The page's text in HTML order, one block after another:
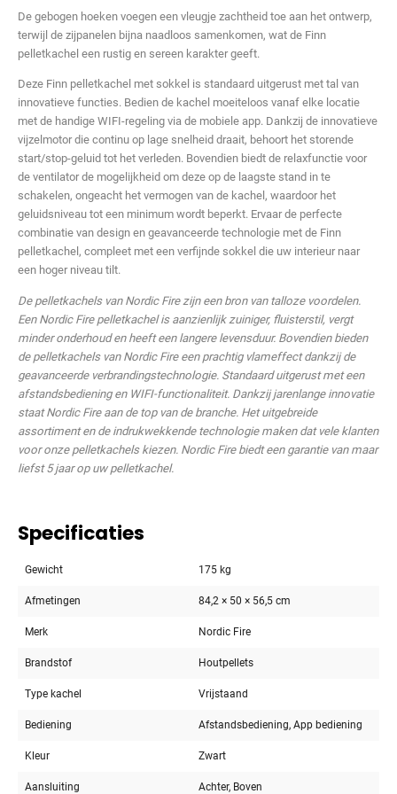
De gebogen hoeken voegen een vleugje zachtheid toe aan het ontwerp,
terwijl de zijpanelen bijna naadloos samenkomen, wat de Finn
pelletkachel een rustig en sereen karakter geeft.
Deze Finn pelletkachel met sokkel is standaard uitgerust met tal van
innovatieve functies. Bedien de kachel moeiteloos vanaf elke locatie
met de handige WIFI-regeling via de mobiele app. Dankzij de innovatieve
vijzelmotor die continu op lage snelheid draait, behoort het storende
start/stop-geluid tot het verleden. Bovendien biedt de relaxfunctie voor
de ventilator de mogelijkheid om deze op de laagste stand in te
schakelen, ongeacht het vermogen van de kachel, waardoor het
geluidsniveau tot een minimum wordt beperkt. Ervaar de perfecte
combinatie van design en geavanceerde technologie met de Finn
pelletkachel, compleet met een verfijnde sokkel die uw interieur naar
een hoger niveau tilt.
De pelletkachels van Nordic Fire zijn een bron van talloze voordelen.
Een Nordic Fire pelletkachel is aanzienlijk zuiniger, fluisterstil, vergt
minder onderhoud en heeft een langere levensduur. Bovendien bieden
de pelletkachels van Nordic Fire een prachtig vlameffect dankzij de
geavanceerde verbrandingstechnologie. Standaard uitgerust met een
afstandsbediening en WIFI-functionaliteit. Dankzij jarenlange innovatie
staat Nordic Fire aan de top van de branche. Het uitgebreide
assortiment en de indrukwekkende technologie maken dat vele klanten
voor onze pelletkachels kiezen. Nordic Fire biedt een garantie van maar
liefst 5 jaar op uw pelletkachel.
Specificaties
Gewicht 175 kg
Afmetingen 84,2 × 50 × 56,5 cm
Merk Nordic Fire
Brandstof Houtpellets
Type kachel Vrijstaand
Bediening Afstandsbediening, App bediening
Kleur Zwart
Aansluiting Achter, Boven